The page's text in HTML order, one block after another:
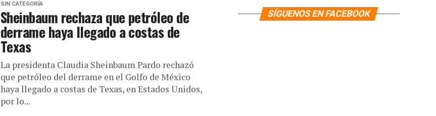
SIN CATEGORÍA
Sheinbaum rechaza que petróleo de
derrame haya llegado a costas de
Texas
La presidenta Claudia Sheinbaum Pardo rechazó
que petróleo del derrame en el Golfo de México
haya llegado a costas de Texas, en Estados Unidos,
por lo...
SÍGUENOS EN FACEBOOK